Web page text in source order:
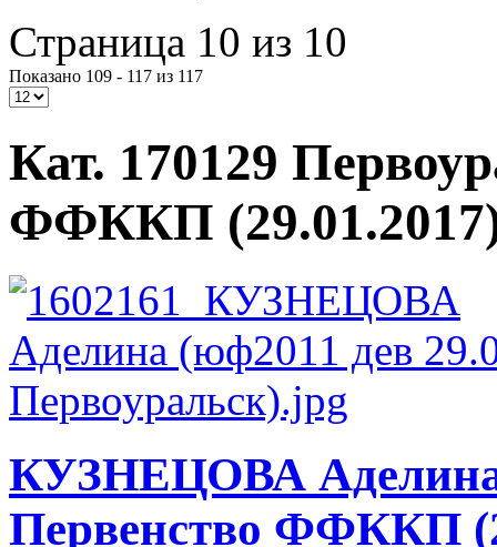
Страница 10 из 10
Показано 109 - 117 из 117
Кат. 170129
ФФККП
КУЗНЕЦОВА
Первенство ФФККП